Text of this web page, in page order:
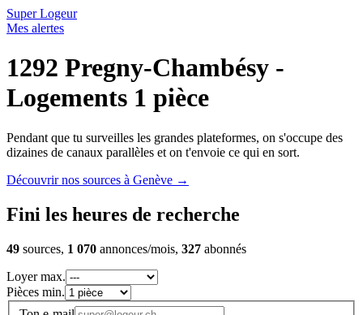
Super Logeur
Mes alertes
1292 Pregny-Chambésy -
Logements 1 pièce
Pendant que tu surveilles les grandes plateformes, on s'occupe des
dizaines de canaux parallèles et on t'envoie ce qui en sort.
Découvrir nos sources à Genève →
Fini les heures de recherche
49 sources, 1 070 annonces/mois, 327 abonnés
Loyer max.
Pièces min.